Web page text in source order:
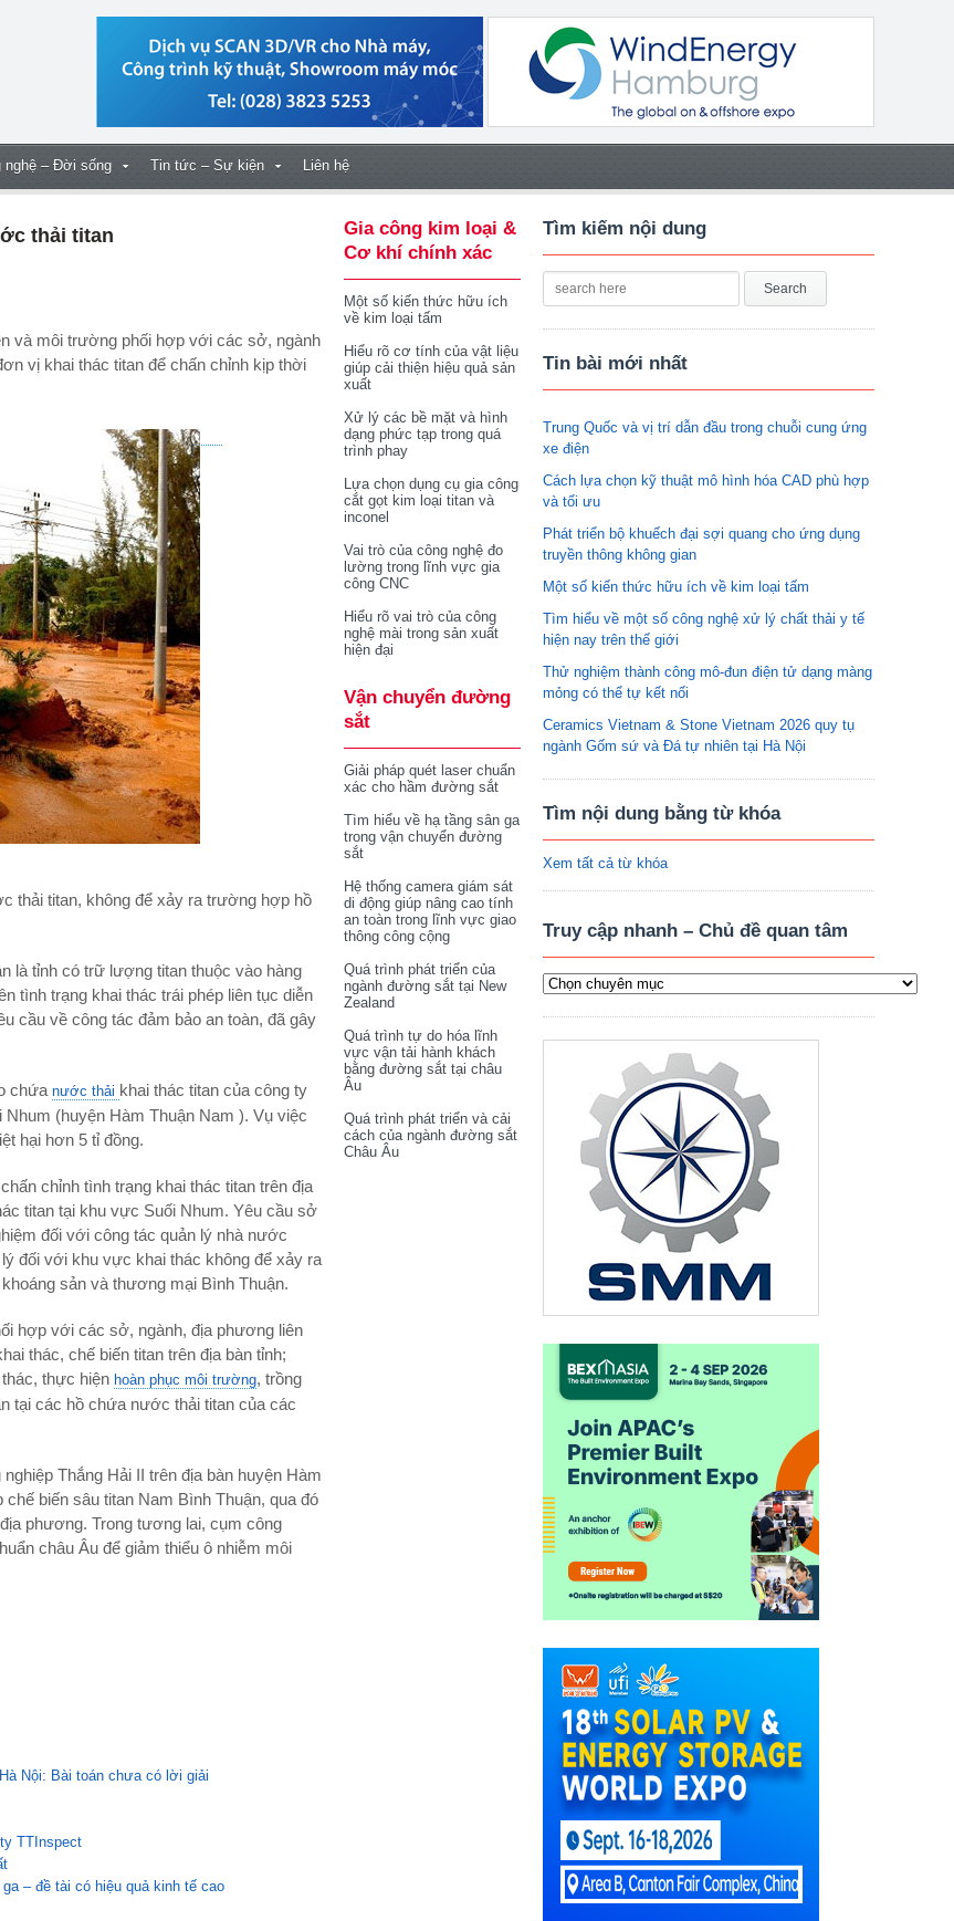
nghệ – Đời sống Tin tức – Sự kiện Liên hệ
thải titan
và môi trường phối hợp với các sở, ngành
vị khai thác titan để chấn chỉnh kịp thời
thải titan, không để xảy ra trường hợp hồ
là tỉnh có trữ lượng titan thuộc vào hàng
tình trạng khai thác trái phép liên tục diễn
cầu về công tác đảm bảo an toàn, đã gây
chứa nước thải khai thác titan của công ty
(huyện Hàm Thuận Nam ). Vụ việc
hại hơn 5 tỉ đồng.
chỉnh tình trạng khai thác titan trên địa
titan tại khu vực Suối Nhum. Yêu cầu sở
đối với công tác quản lý nhà nước
đối với khu vực khai thác không để xảy ra
sản và thương mại Bình Thuận.
hợp với các sở, ngành, địa phương liên
thác, chế biến titan trên địa bàn tỉnh;
thực hiện hoàn phục môi trường, trồng
tại các hồ chứa nước thải titan của các
Thắng Hải II trên địa bàn huyện Hàm
biến sâu titan Nam Bình Thuận, qua đó
phương. Trong tương lai, cụm công
châu Âu để giảm thiểu ô nhiễm môi
Nội: Bài toán chưa có lời giải
TTInspect
– đề tài có hiệu quả kinh tế cao
Gia công kim loại &
Cơ khí chính xác
Một số kiến thức hữu ích
về kim loại tấm
Hiểu rõ cơ tính của vật liệu
giúp cải thiện hiệu quả sản
xuất
Xử lý các bề mặt và hình
dạng phức tạp trong quá
trình phay
Lựa chọn dụng cụ gia công
cắt gọt kim loại titan và
inconel
Vai trò của công nghệ đo
lường trong lĩnh vực gia
công CNC
Hiểu rõ vai trò của công
nghệ mài trong sản xuất
hiện đại
Vận chuyển đường
sắt
Giải pháp quét laser chuẩn
xác cho hầm đường sắt
Tìm hiểu về hạ tầng sân ga
trong vận chuyển đường
sắt
Hệ thống camera giám sát
di động giúp nâng cao tính
an toàn trong lĩnh vực giao
thông công cộng
Quá trình phát triển của
ngành đường sắt tại New
Zealand
Quá trình tự do hóa lĩnh
vực vận tải hành khách
bằng đường sắt tại châu
Âu
Quá trình phát triển và cải
cách của ngành đường sắt
Châu Âu
Tìm kiếm nội dung
Tin bài mới nhất
Trung Quốc và vị trí dẫn đầu trong chuỗi cung ứng
xe điện
Cách lựa chọn kỹ thuật mô hình hóa CAD phù hợp
và tối ưu
Phát triển bộ khuếch đại sợi quang cho ứng dụng
truyền thông không gian
Một số kiến thức hữu ích về kim loại tấm
Tìm hiểu về một số công nghệ xử lý chất thải y tế
hiện nay trên thế giới
Thử nghiệm thành công mô-đun điện tử dạng màng
mỏng có thể tự kết nối
Ceramics Vietnam & Stone Vietnam 2026 quy tụ
ngành Gốm sứ và Đá tự nhiên tại Hà Nội
Tìm nội dung bằng từ khóa
Xem tất cả từ khóa
Truy cập nhanh – Chủ đề quan tâm